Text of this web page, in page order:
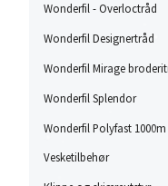
Wonderfil - Overloctråd
Wonderfil Designertråd
Wonderfil Mirage
Wonderfil Splendor
Wonderfil Polyfast 1000m
Vesketilbehør